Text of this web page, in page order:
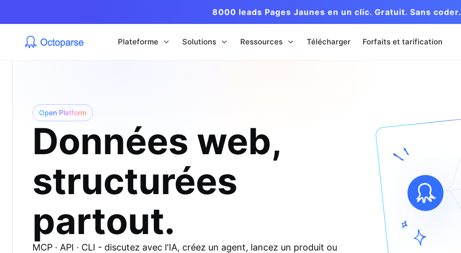
8000 leads Pages Jaunes en un clic. Gratuit. Sans coder.
Plateforme Solutions Ressources Télécharger Forfaits et tarification
Open Platform
Données web,
structurées
partout.
MCP · API · CLI - discutez avec l'IA, créez un agent, lancez un produit ou